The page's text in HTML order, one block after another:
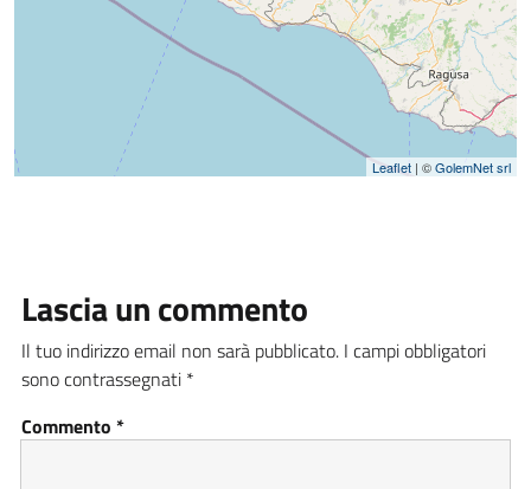
Leaflet | ©GolemNet srl
Lascia un commento
Il tuo indirizzo email non sarà pubblicato. I campi obbligatori
sono contrassegnati *
Commento *